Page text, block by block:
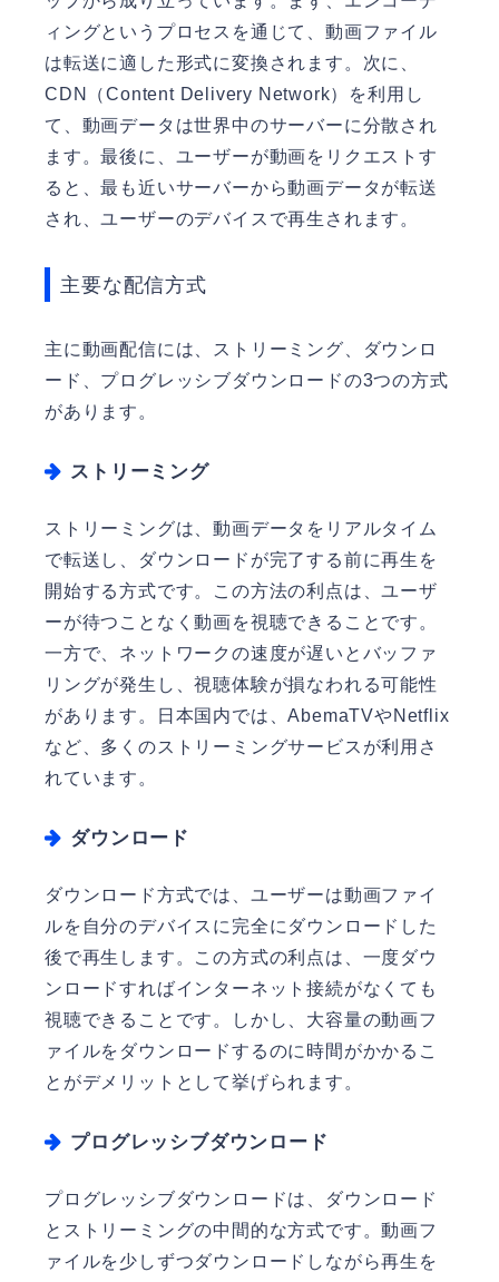
ィングというプロセスを通じて、動画ファイル
は転送に適した形式に変換されます。次に、
CDN（Content Delivery Network）を利用し
て、動画データは世界中のサーバーに分散され
ます。最後に、ユーザーが動画をリクエストす
ると、最も近いサーバーから動画データが転送
され、ユーザーのデバイスで再生されます。
主要な配信方式
主に動画配信には、ストリーミング、ダウンロ
ード、プログレッシブダウンロードの3つの方式
があります。
ストリーミング
ストリーミングは、動画データをリアルタイム
で転送し、ダウンロードが完了する前に再生を
開始する方式です。この方法の利点は、ユーザ
ーが待つことなく動画を視聴できることです。
一方で、ネットワークの速度が遅いとバッファ
リングが発生し、視聴体験が損なわれる可能性
があります。日本国内では、AbemaTVやNetflix
など、多くのストリーミングサービスが利用さ
れています。
ダウンロード
ダウンロード方式では、ユーザーは動画ファイ
ルを自分のデバイスに完全にダウンロードした
後で再生します。この方式の利点は、一度ダウ
ンロードすればインターネット接続がなくても
視聴できることです。しかし、大容量の動画フ
ァイルをダウンロードするのに時間がかかるこ
とがデメリットとして挙げられます。
プログレッシブダウンロード
プログレッシブダウンロードは、ダウンロード
とストリーミングの中間的な方式です。動画フ
ァイルを少しずつダウンロードしながら再生を